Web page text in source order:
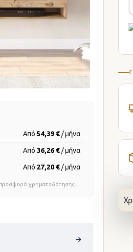
Από 54,39 € / μήνα
Από 36,26 € / μήνα
Από 27,20 € / μήνα
προσφορά χρηματοδότησης.